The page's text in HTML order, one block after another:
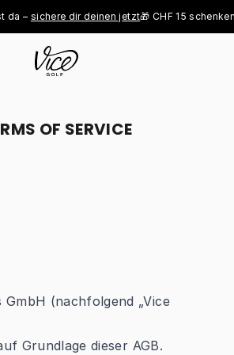
sichere dir deinen jetzt 🎁 CHF 15 schenken,
OF SERVICE
(nachfolgend „Vice
Grundlage dieser AGB.